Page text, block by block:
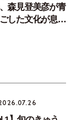
森見登美彦が青
した文化が息づ